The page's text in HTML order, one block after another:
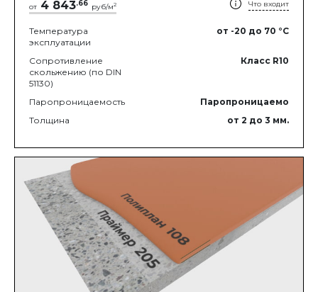
от 4 843.66 руб/м2 Что входит
Температура
эксплуатации
от -20 до 70 °C
Сопротивление
скольжению (по DIN
51130)
Класс R10
Паропроницаемость
Паропроницаемо
Толщина
от 2 до 3 мм.